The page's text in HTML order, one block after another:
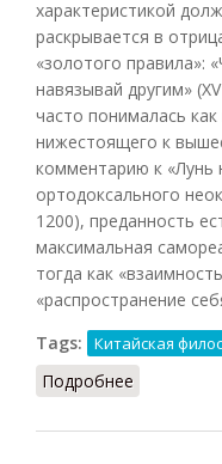
характеристикой
раскрывается в
«золотого правила»:
навязывай другим»
часто понималась
нижестоящего к
комментарию к «Лунь
ортодоксального
1200), преданность
максимальная
тогда как
«распространение
Tags:
Китайская
Подробнее